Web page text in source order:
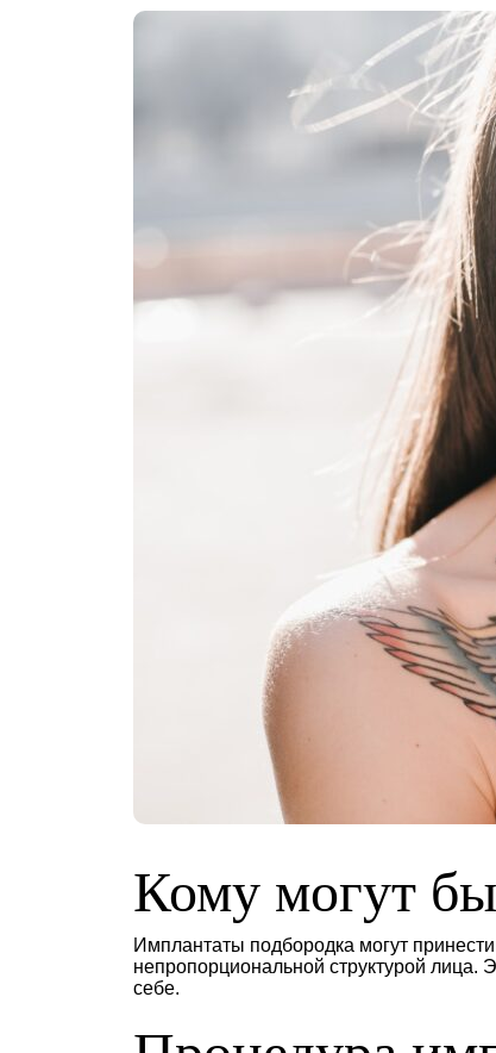
Кому могут
Имплантаты подбородка могут
непропорциональной структурой
себе.